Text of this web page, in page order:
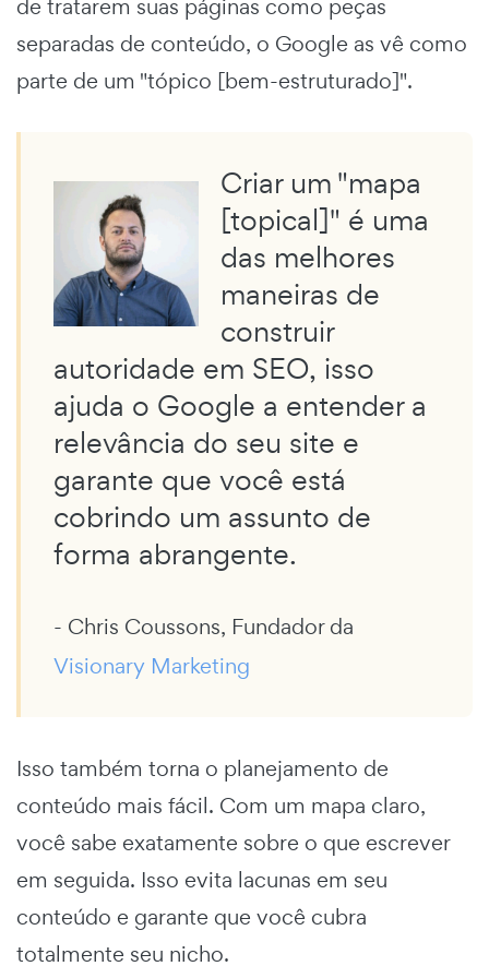
de tratarem suas páginas como peças
separadas de conteúdo, o Google as vê como
parte de um "tópico [bem-estruturado]".
Criar um "mapa
[topical]" é uma
das melhores
maneiras de
construir
autoridade em SEO, isso
ajuda o Google a entender a
relevância do seu site e
garante que você está
cobrindo um assunto de
forma abrangente.
- Chris Coussons, Fundador da
Visionary Marketing
Isso também torna o planejamento de
conteúdo mais fácil. Com um mapa claro,
você sabe exatamente sobre o que escrever
em seguida. Isso evita lacunas em seu
conteúdo e garante que você cubra
totalmente seu nicho.